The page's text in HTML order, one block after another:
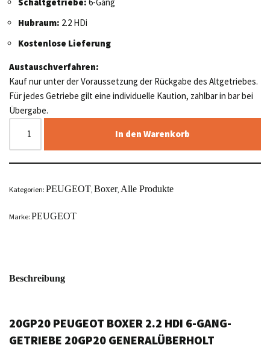
Hubraum: 2.2 HDi
Kostenlose Lieferung
Austauschverfahren:
Kauf nur unter der Voraussetzung der Rückgabe des Altgetriebes.
Für jedes Getriebe gilt eine individuelle Kaution, zahlbar in bar bei
Übergabe.
In den Warenkorb
Kategorien: PEUGEOT Boxer, Alle Produkte
Marke: PEUGEOT
Beschreibung
20GP20 PEUGEOT BOXER 2.2 HDI 6-GANG-
GETRIEBE 20GP20 GENERALÜBERHOLT